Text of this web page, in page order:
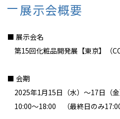
展示会概要
■ 展示会名
第15回化粧品開発展【東京】（
■ 会期
2025年1月15日（水）～17日（金
10:00～18:00 （最終日のみ17:00